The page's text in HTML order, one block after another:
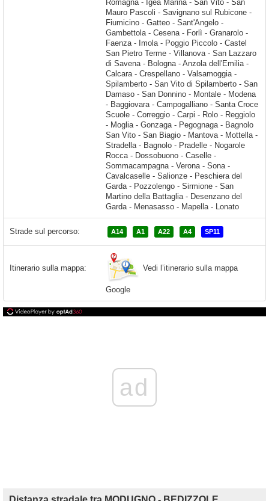
Strade sul percorso: A14 A1 A22 A4 SP11
Itinerario sulla mappa: Vedi l’itinerario sulla mappa
Google
ad